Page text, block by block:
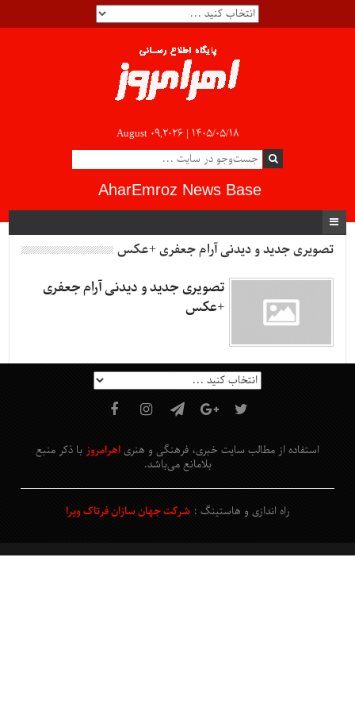
August 09,2026 | ۱۴۰۵/۰۵/۱۸
AharEmroz News Base
تصویری جديد و ديدنی آرام جعفری +عکس
تصویری جديد و ديدنی آرام جعفری
+عکس
استفاده از مطالب سایت خبری، فرهنگی و هنری اهرامروز با ذکر منبع
بلامانع می‌باشد.
راه اندازی و هاستینگ :شرکت جهان سازان فرتاک ویرا